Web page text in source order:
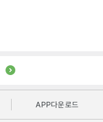
APP다운로드